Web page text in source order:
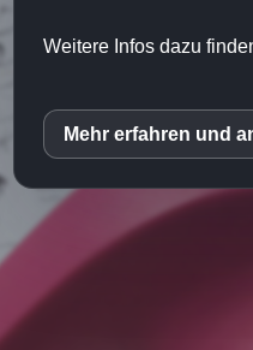
Weitere Infos dazu
inCMS
Matomo
Mehr erfahren und